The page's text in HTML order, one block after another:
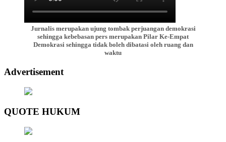
Jurnalis merupakan ujung tombak perjuangan demokrasi
sehingga kebebasan pers merupakan Pilar Ke-Empat
Demokrasi sehingga tidak boleh dibatasi oleh ruang dan
waktu
Advertisement
QUOTE HUKUM